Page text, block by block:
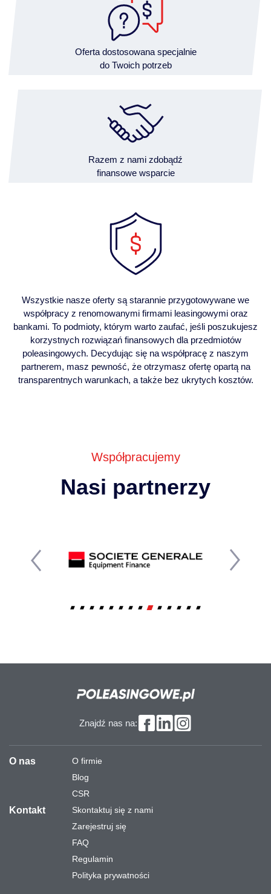
Oferta dostosowana specjalnie
do Twoich potrzeb
Razem z nami zdobądź
finansowe wsparcie
Wszystkie nasze oferty są starannie przygotowywane we
współpracy z renomowanymi firmami leasingowymi oraz
bankami. To podmioty, którym warto zaufać, jeśli poszukujesz
korzystnych rozwiązań finansowych dla przedmiotów
poleasingowych. Decydując się na współpracę z naszym
partnerem, masz pewność, że otrzymasz ofertę opartą na
transparentnych warunkach, a także bez ukrytych kosztów.
Współpracujemy
Nasi partnerzy
Znajdź nas na:
O nas
O firmie
Blog
CSR
Kontakt
Skontaktuj się z nami
Zarejestruj się
FAQ
Regulamin
Polityka prywatności